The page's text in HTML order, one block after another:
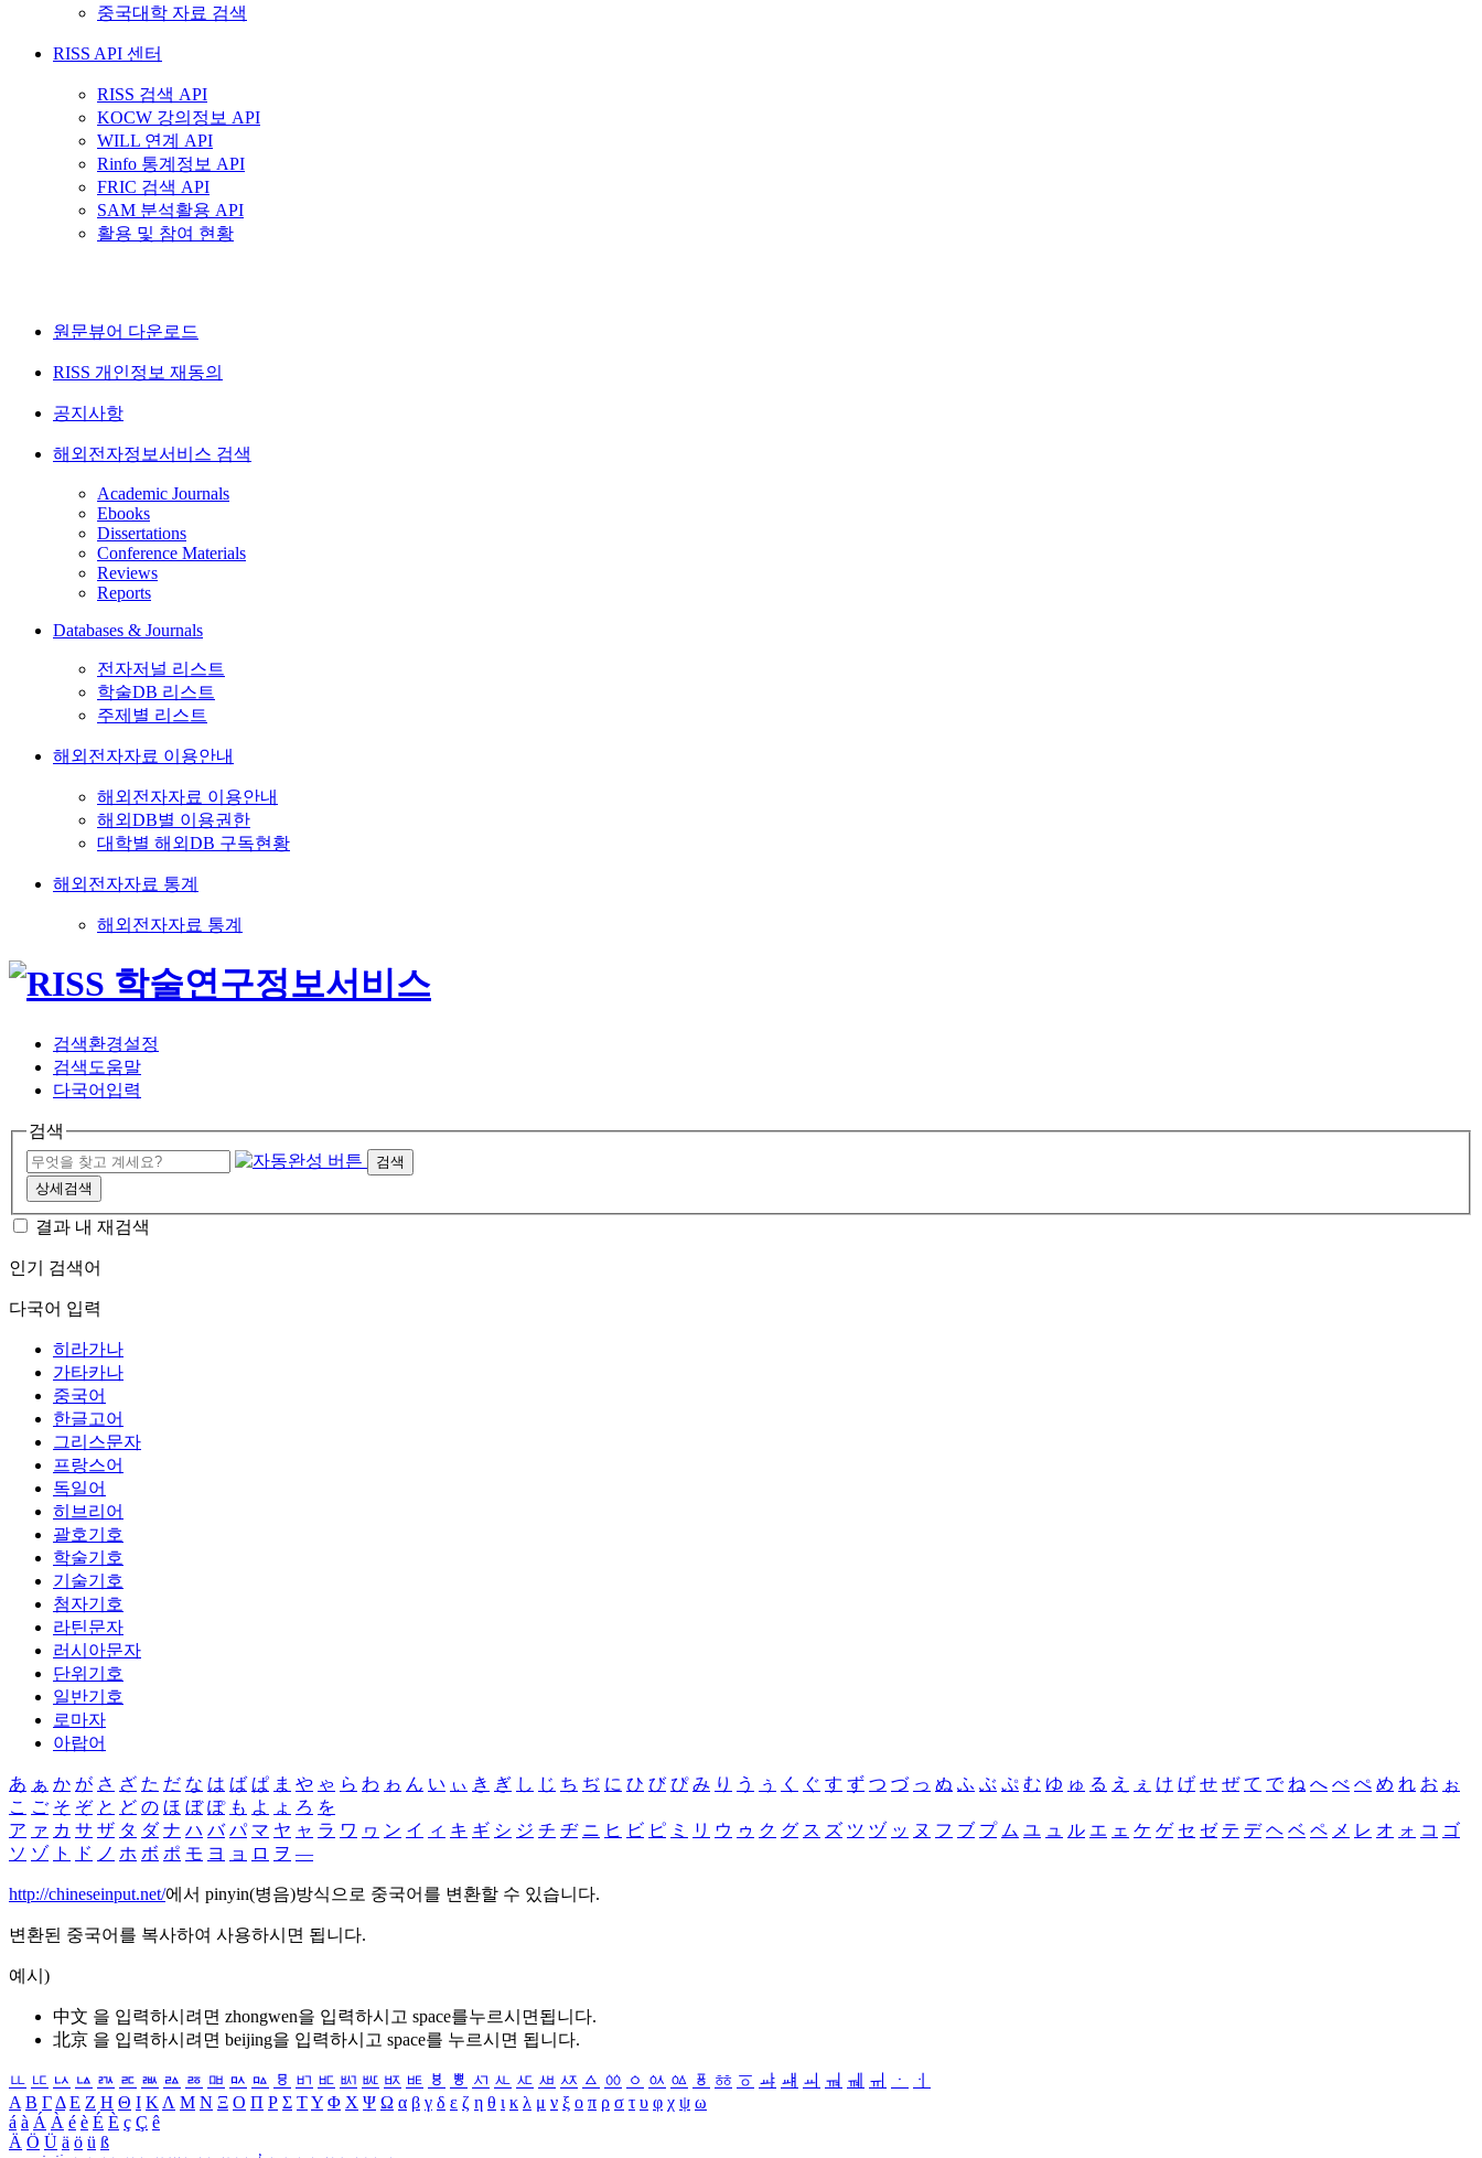
중국대학 자료 검색
RISS API 센터
RISS 검색 API
KOCW 강의정보 API
WILL 연계 API
Rinfo 통계정보 API
FRIC 검색 API
SAM 분석활용 API
활용 및 참여 현황
원문뷰어 다운로드
RISS 개인정보 재동의
공지사항
해외전자정보서비스 검색
Academic Journals
Ebooks
Dissertations
Conference Materials
Reviews
Reports
Databases & Journals
전자저널 리스트
학술DB 리스트
주제별 리스트
해외전자자료 이용안내
해외전자자료 이용안내
해외DB별 이용권한
대학별 해외DB 구독현황
해외전자자료 통계
해외전자자료 통계
검색환경설정
검색도움말
다국어입력
검색
검색
상세검색
결과 내 재검색
인기 검색어
다국어 입력
히라가나
가타카나
중국어
한글고어
그리스문자
프랑스어
독일어
히브리어
괄호기호
학술기호
기술기호
첨자기호
라틴문자
러시아문자
단위기호
일반기호
로마자
아랍어
あ ぁ か が さ ざ た だ な は ば ぱ ま や ゃ ら わ ゎ ん い ぃ き ぎ し じ ち ぢ に ひ び ぴ み り う ぅ く ぐ す ず つ づ っ ぬ ふ ぶ ぷ む ゆ ゅ る え ぇ け げ せ ぜ て で ね へ べ ぺ め れ お ぉ
こ ご そ ぞ と ど の ほ ぼ ぽ も よ ょ ろ を
ア ァ カ サ ザ タ ダ ナ ハ バ パ マ ヤ ャ ラ ワ ヮ ン イ ィ キ ギ シ ジ チ ヂ ニ ヒ ビ ピ ミ リ ウ ゥ ク グ ス ズ ツ ヅ ッ ヌ フ ブ プ ム ユ ュ ル エ ェ ケ ゲ セ ゼ テ デ ヘ ベ ペ メ レ オ ォ コ ゴ
ソ ゾ ト ド ノ ホ ボ ポ モ ヨ ョ ロ ヲ ―
http://chineseinput.net/에서 pinyin(병음)방식으로 중국어를 변환할 수 있습니다.
변환된 중국어를 복사하여 사용하시면 됩니다.
예시)
中文 을 입력하시려면 zhongwen을 입력하시고 space를누르시면됩니다.
北京 을 입력하시려면 beijing을 입력하시고 space를 누르시면 됩니다.
ㅥ ㅦ ㅧ ㅨ ㅩ ㅪ ㅫ ㅬ ㅭ ㅮ ㅯ ㅰ ㅱ ㅲ ㅳ ㅴ ㅵ ㅶ ㅷ ㅸ ㅹ ㅺ ㅻ ㅼ ㅽ ㅾ ㅿ ㆀ ㆁ ㆂ ㆃ ㆄ ㆅ ㆆ ㆇ ㆈ ㆉ ㆊ ㆋ ㆌ ㆍ
ㆎ
Α Β ΓΔ Ε Ζ Η Θ Ι ΚΛ Μ Ν Ξ Ο Π Ρ Σ ΤΥ Φ Χ Ψ Ω α β γ δ ε ζ η θ ι κ λ μ ν ξ ο π ρ σ τ υ φ χ ψ ω
á à Á À é è É È ç Ç ê
Ä Ö Ü ä ö ü ß